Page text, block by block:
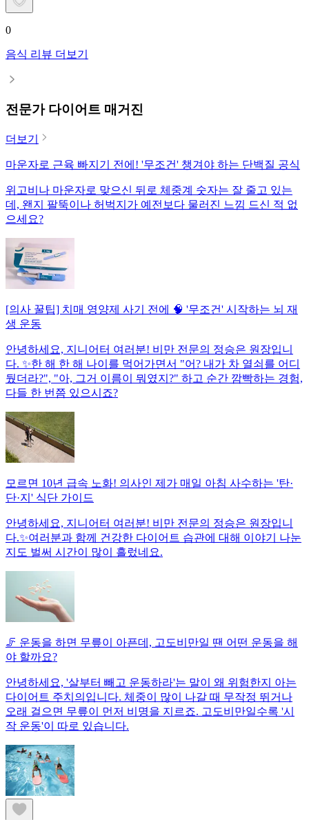
0
음식 리뷰 더보기
전문가 다이어트 매거진
더보기
마운자로 근육 빠지기 전에! '무조건' 챙겨야 하는 단백질 공식
위고비나 마운자로 맞으신 뒤로 체중계 숫자는 잘 줄고 있는
데, 왠지 팔뚝이나 허벅지가 예전보다 물러진 느낌 드신 적 없
으세요?
[의사 꿀팁] 치매 영양제 사기 전에 🧠 '무조건' 시작하는 뇌 재
생 운동
안녕하세요, 지니어터 여러분! 비만 전문의 정승은 원장입니
다. ✨한 해 한 해 나이를 먹어가면서 "어? 내가 차 열쇠를 어디
뒀더라?", "아, 그거 이름이 뭐였지?" 하고 순간 깜빡하는 경험,
다들 한 번쯤 있으시죠?
모르면 10년 급속 노화! 의사인 제가 매일 아침 사수하는 '탄·
단·지' 식단 가이드
안녕하세요, 지니어터 여러분! 비만 전문의 정승은 원장입니
다.✨여러분과 함께 건강한 다이어트 습관에 대해 이야기 나눈
지도 벌써 시간이 많이 흘렀네요.
🦵 운동을 하면 무릎이 아픈데, 고도비만일 땐 어떤 운동을 해
야 할까요?
안녕하세요, '살부터 빼고 운동하라'는 말이 왜 위험한지 아는
다이어트 주치의입니다. 체중이 많이 나갈 때 무작정 뛰거나
오래 걸으면 무릎이 먼저 비명을 지르죠. 고도비만일수록 '시
작 운동'이 따로 있습니다.